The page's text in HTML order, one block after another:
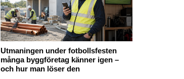
Utmaningen under fotbollsfesten
många byggföretag känner igen –
och hur man löser den